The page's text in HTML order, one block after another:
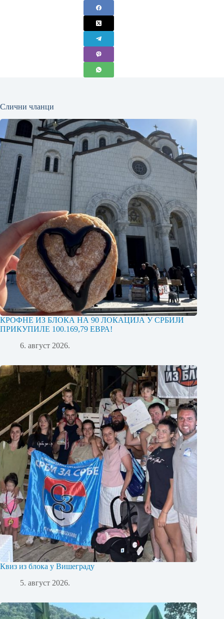
Слични чланци
КРОФНЕ ИЗ БЛОКА НА 90 ЛОКАЦИЈА У СРБИЈИ
ПРИКУПИЛЕ 100.169,79 ЕВРА!
6. август 2026.
Квиз из блока у Вишеграду
5. август 2026.